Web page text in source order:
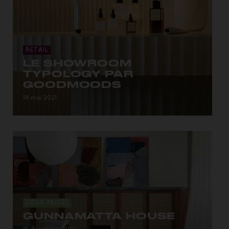
RETAIL
LE SHOWROOM
TYPOLOGY PAR
GOODMOODS
…Panneaux en béton cannelé, dans la tendance du
18 mai 2021
GUNNAMATTA HOUSE